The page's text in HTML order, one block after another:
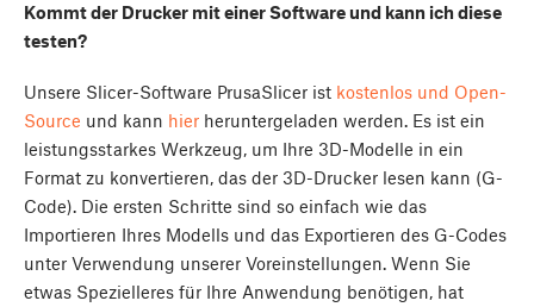
Kommt der Drucker mit einer Software und kann ich diese
testen?
Unsere Slicer-Software PrusaSlicer ist kostenlos und Open-
Source und kann hier heruntergeladen werden. Es ist ein
leistungsstarkes Werkzeug, um Ihre 3D-Modelle in ein
Format zu konvertieren, das der 3D-Drucker lesen kann (G-
Code). Die ersten Schritte sind so einfach wie das
Importieren Ihres Modells und das Exportieren des G-Codes
unter Verwendung unserer Voreinstellungen. Wenn Sie
etwas Spezielleres für Ihre Anwendung benötigen, hat